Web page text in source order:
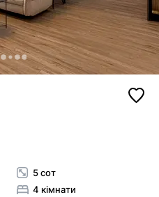
5 сот
4 кімнати